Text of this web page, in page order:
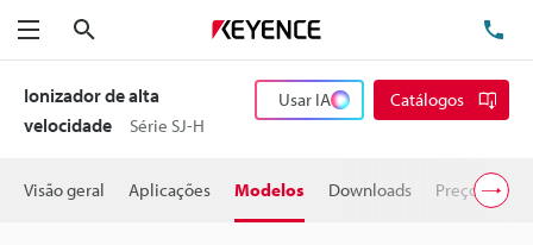
Menu
Ionizador de alta
velocidade
Série SJ-H
Usar IA Catálogos
Visão geral Aplicações Modelos Downloads Preço